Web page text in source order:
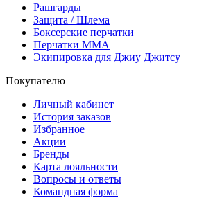
Рашгарды
Защита / Шлема
Боксерские перчатки
Перчатки ММА
Экипировка для Джиу Джитсу
Покупателю
Личный кабинет
История заказов
Избранное
Акции
Бренды
Карта лояльности
Вопросы и ответы
Командная форма